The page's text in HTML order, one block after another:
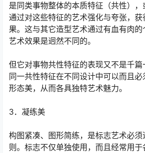
是同类事物整体的本质特征（共性），
通过对这些特征的艺术强化与夸张，
果。这与其它造型艺术通过有血有肉
艺术效果是迥然不同的。
但它对事物共性特征的表现又不是千篇
同一共性特征在不同设计中可以而且
形态美，从而各具独特艺术魅力。
3．凝练美
构图紧凑、图形简练，是标志艺术必
则。标志不仅单独使用，而且经常用